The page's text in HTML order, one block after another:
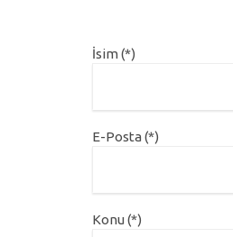
İsim (*)
E-Posta (*)
Konu (*)